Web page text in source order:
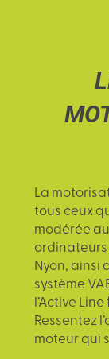
La
tous ceux
modérée
ordinateurs
Nyon, ainsi
système
l’Active
Ressentez
moteur qui